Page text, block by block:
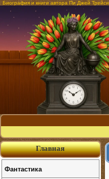
Биография и книги автора Пи Джей Трейси
Главная
Фантастика